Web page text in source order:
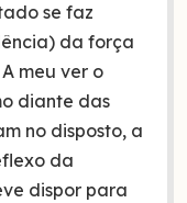
se faz
da força
meu ver o
diante das
no disposto, a
da
dispor para